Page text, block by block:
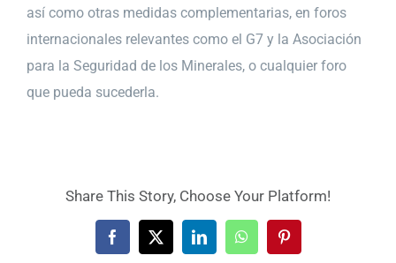
así como otras medidas complementarias, en foros
internacionales relevantes como el G7 y la Asociación
para la Seguridad de los Minerales, o cualquier foro
que pueda sucederla.
Share This Story, Choose Your Platform!
Facebook
X LinkedInWhatsAppPinterest